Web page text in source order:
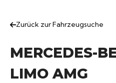
Zurück zur Fahrzeugsuche
MERCEDES-
LIMO AMG